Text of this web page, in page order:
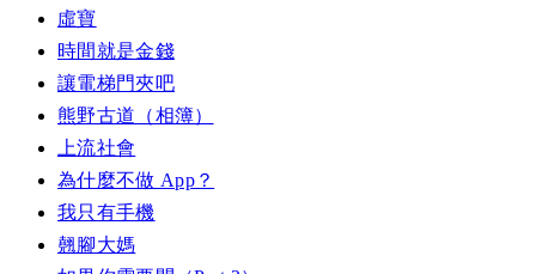
虛寶
時間就是金錢
讓電梯門夾吧
熊野古道（相簿）
上流社會
為什麼不做 App？
我只有手機
翹腳大媽